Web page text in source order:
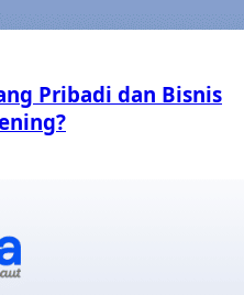
Pribadi dan Bisnis